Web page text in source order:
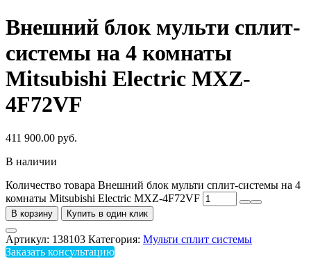
Внешний блок мульти сплит-
системы на 4 комнаты
Mitsubishi Electric MXZ-
4F72VF
411 900.00 руб.
В наличии
Количество товара Внешний блок мульти сплит-системы на 4
комнаты Mitsubishi Electric MXZ-4F72VF
В корзину Купить в один клик
Артикул: 138103 Категория: Мульти сплит системы
Заказать консультацию